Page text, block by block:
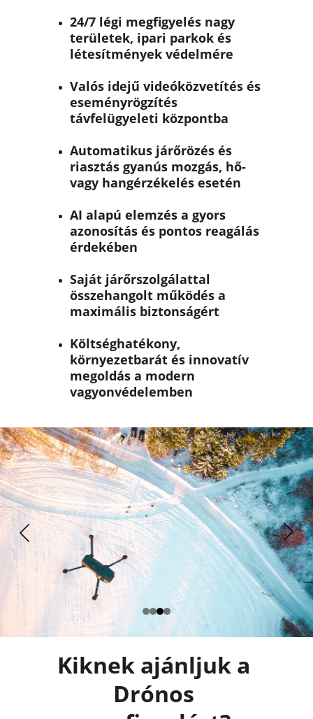
24/7 légi megfigyelés nagy
területek, ipari parkok és
létesítmények védelmére
Valós idejű videóközvetítés és
eseményrögzítés
távfelügyeleti központba
Automatikus járőrözés és
riasztás gyanús mozgás, hő-
vagy hangérzékelés esetén
AI alapú elemzés a gyors
azonosítás és pontos reagálás
érdekében
Saját járőrszolgálattal
összehangolt működés a
maximális biztonságért
Költséghatékony,
környezetbarát és innovatív
megoldás a modern
vagyonvédelemben
Kiknek ajánljuk a
Drónos